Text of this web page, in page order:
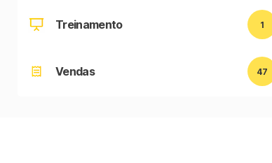
Treinamento 1
Vendas 47